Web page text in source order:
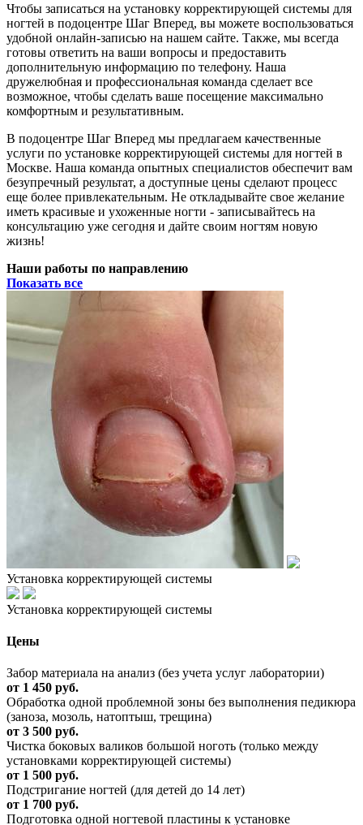
Чтобы записаться на установку корректирующей системы для
ногтей в подоцентре Шаг Вперед, вы можете воспользоваться
удобной онлайн-записью на нашем сайте. Также, мы всегда
готовы ответить на ваши вопросы и предоставить
дополнительную информацию по телефону. Наша
дружелюбная и профессиональная команда сделает все
возможное, чтобы сделать ваше посещение максимально
комфортным и результативным.
В подоцентре Шаг Вперед мы предлагаем качественные
услуги по установке корректирующей системы для ногтей в
Москве. Наша команда опытных специалистов обеспечит вам
безупречный результат, а доступные цены сделают процесс
еще более привлекательным. Не откладывайте свое желание
иметь красивые и ухоженные ногти - записывайтесь на
консультацию уже сегодня и дайте своим ногтям новую
жизнь!
Наши работы по направлению
Показать все
Установка корректирующей системы
Установка корректирующей системы
Цены
Забор материала на анализ (без учета услуг лаборатории)
от 1 450 руб.
Обработка одной проблемной зоны без выполнения педикюра
(заноза, мозоль, натоптыш, трещина)
от 3 500 руб.
Чистка боковых валиков большой ноготь (только между
установками корректирующей системы)
от 1 500 руб.
Подстригание ногтей (для детей до 14 лет)
от 1 700 руб.
Подготовка одной ногтевой пластины к установке